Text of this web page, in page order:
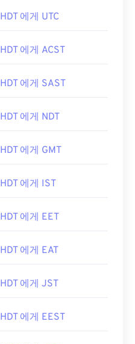
HDT 에게 UTC
HDT 에게 ACST
HDT 에게 SAST
HDT 에게 NDT
HDT 에게 GMT
HDT 에게 IST
HDT 에게 EET
HDT 에게 EAT
HDT 에게 JST
HDT 에게 EEST